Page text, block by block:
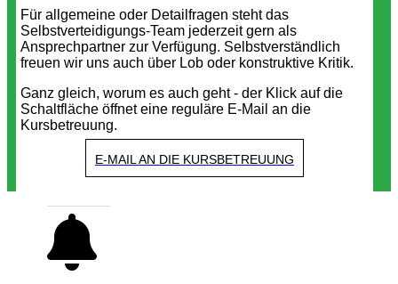
Für allgemeine oder Detailfragen steht das
Selbstverteidigungs-Team jederzeit gern als
Ansprechpartner zur Verfügung. Selbstverständlich
freuen wir uns auch über Lob oder konstruktive Kritik.
Ganz gleich, worum es auch geht - der Klick auf die
Schaltfläche öffnet eine reguläre E-Mail an die
Kursbetreuung.
E-MAIL AN DIE KURSBETREUUNG